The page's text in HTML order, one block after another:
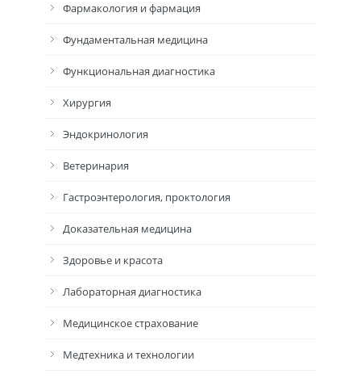
Фармакология и фармация
Фундаментальная медицина
Функциональная диагностика
Хирургия
Эндокринология
Ветеринария
Гастроэнтерология, проктология
Доказательная медицина
Здоровье и красота
Лабораторная диагностика
Медицинское страхование
Медтехника и технологии